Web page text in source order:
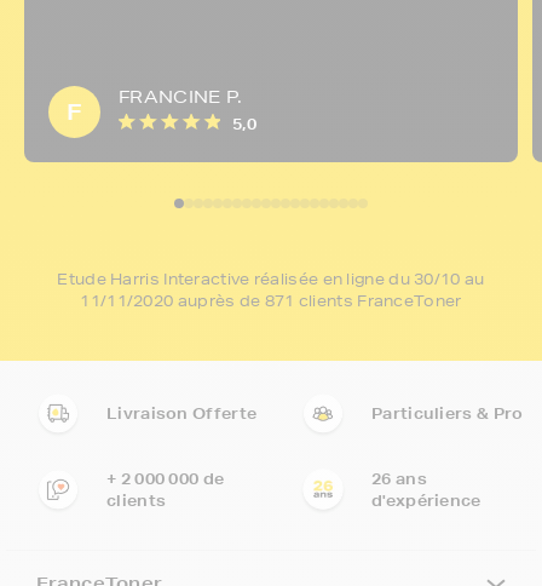
F
FRANCINE P.
5,0
Etude Harris Interactive réalisée en ligne du 30/10 au
11/11/2020 auprès de 871 clients FranceToner
Livraison Offerte Particuliers & Pro
+ 2 000 000 de
clients
26 ans
d'expérience